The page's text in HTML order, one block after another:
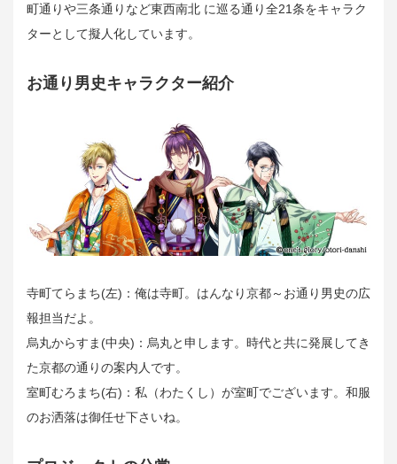
町通りや三条通りなど東西南北 に巡る通り全21条をキャラク
ターとして擬人化しています。
お通り男史キャラクター紹介
寺町てらまち(左)：俺は寺町。はんなり京都～お通り男史の広
報担当だよ。
烏丸からすま(中央)：烏丸と申します。時代と共に発展してき
た京都の通りの案内人です。
室町むろまち(右)：私（わたくし）が室町でございます。和服
のお洒落は御任せ下さいね。